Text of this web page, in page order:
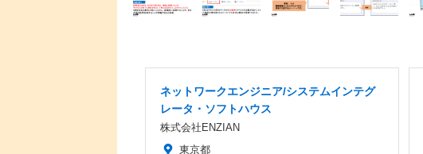
ネットワークエンジニア/システムインテグ
レータ・ソフトハウス
株式会社ENZIAN
東京都